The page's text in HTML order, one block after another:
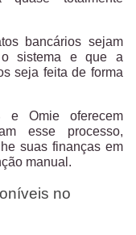
bancários sejam
o sistema e que a
seja feita de forma
e Omieoferecem
esse processo,
suas finanças em
manual.
no